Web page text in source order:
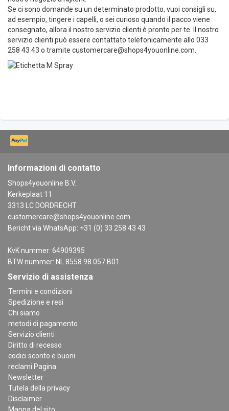
Se ci sono domande su un determinato prodotto, vuoi consigli su,
ad esempio, tingere i capelli, o sei curioso quando il pacco viene
consegnato, allora il nostro servizio clienti è pronto per te. Il nostro
servizio clienti può essere contattato telefonicamente allo 033
258 43 43 o tramite customercare@shops4youonline.com
Informazioni di contatto
Shops4youonline B.V.
Kerkeplaat 11
3313 LC DORDRECHT
customercare@shops4youonline.com
Bericht via WhatsApp: +31 (0) 33 258 43 43
KvK nummer: 64909395
BTW nummer: NL 8558.98.057.B01
Servizio di assistenza
Termini e condizioni
Spedizione e resi
Chi siamo
metodi di pagamento
Servizio clienti
Diritto di recesso
codici sconto e buoni
reclami Pagina
Newsletter
Tutela della privacy
Disclaimer